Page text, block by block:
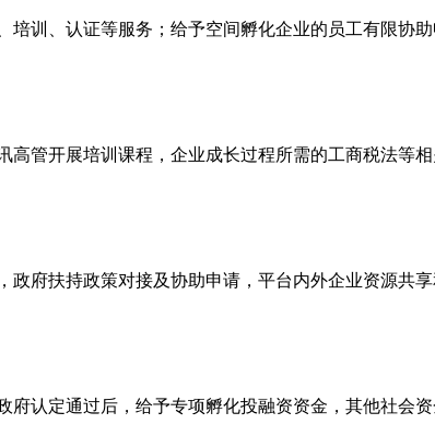
培训、认证等服务；给予空间孵化企业的员工有限协助
高管开展培训课程，企业成长过程所需的工商税法等
政府扶持政策对接及协助申请，平台内外企业资源共享
府认定通过后，给予专项孵化投融资资金，其他社会资